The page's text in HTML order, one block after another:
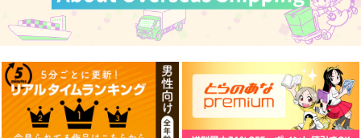
チェンソーマン-パワ
ー-160CMX50CM抱き
枕カバー【YC1141】
eb
13,200円（税込）
チェンソーマン
パワー
サンプル
サイバーパンク:エッ
ジランナーズ-ルーシ
ー-160CMX50CM抱き
枕カバー【YC1143】
eb
13,200円（税込）
ルーシー
サンプル
サイバーパンク:エッ
ジランナーズ- レベッ
カ-160CMX50CM抱き
枕カバー【YC1151】
13,200円（税込）
その他 レベッカ
サンプル
原神-コロンビーナ(少
女)-160X50cm抱き枕
カバー【YC1357】
原神-コロンビーナ(少
女)-160X50cm抱き枕
カバー【YC1359】
勝利の女神NIKKE-ナ
ユタ-160X50cm抱き
枕カバー【YC1361】
eb